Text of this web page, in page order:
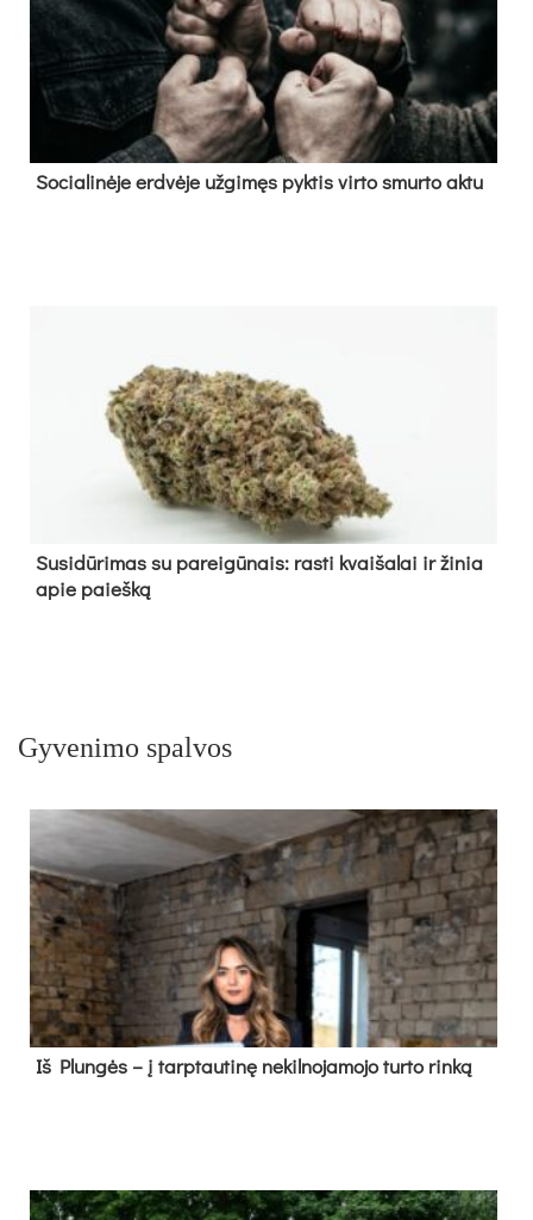
So­cia­li­nė­je erd­vė­je už­gi­męs pyk­tis vir­to smur­to ak­tu
Su­si­dū­ri­mas su pa­rei­gū­nais: ras­ti kvai­ša­lai ir ži­nia
apie paieš­ką
Gyvenimo spalvos
Iš Plungės – į tarptautinę nekilnojamojo turto rinką